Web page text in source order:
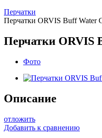
Перчатки
Перчатки ORVIS Buff Water
Перчатки ORVIS
Фото
Описание
отложить
Добавить к сравнению